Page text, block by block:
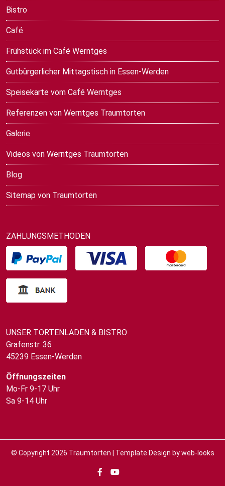
Bistro
Café
Frühstück im Café Werntges
Gutbürgerlicher Mittagstisch in Essen-Werden
Speisekarte vom Café Werntges
Referenzen von Werntges Traumtorten
Galerie
Videos von Werntges Traumtorten
Blog
Sitemap von Traumtorten
ZAHLUNGSMETHODEN
UNSER TORTENLADEN & BISTRO
Grafenstr. 36
45239 Essen-Werden
Öffnungszeiten
Mo-Fr 9-17 Uhr
Sa 9-14 Uhr
© Copyright 2026 Traumtorten | Template Design byweb-looks